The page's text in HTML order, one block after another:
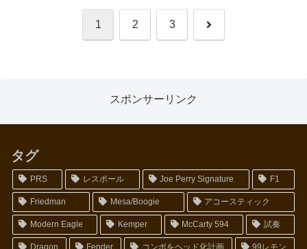
1 2 3 次
スポンサーリンク
タグ
PRS レスポール Joe Perry Signature F1
Friedman Mesa/Boogie アコースティック
Modern Eagle Kemper McCarty 594 試奏